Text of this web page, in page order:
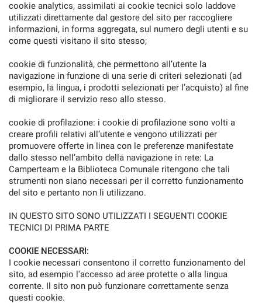
cookie analytics, assimilati ai cookie tecnici solo laddove
utilizzati direttamente dal gestore del sito per raccogliere
informazioni, in forma aggregata, sul numero degli utenti e su
come questi visitano il sito stesso;
cookie di funzionalità, che permettono all’utente la
navigazione in funzione di una serie di criteri selezionati (ad
esempio, la lingua, i prodotti selezionati per l’acquisto) al fine
di migliorare il servizio reso allo stesso.
cookie di profilazione: i cookie di profilazione sono volti a
creare profili relativi all’utente e vengono utilizzati per
promuovere offerte in linea con le preferenze manifestate
dallo stesso nell’ambito della navigazione in rete: La
Camperteam e la Biblioteca Comunale ritengono che tali
strumenti non siano necessari per il corretto funzionamento
del sito e pertanto non li utilizzano.
IN QUESTO SITO SONO UTILIZZATI I SEGUENTI COOKIE
TECNICI DI PRIMA PARTE
COOKIE NECESSARI:
I cookie necessari consentono il corretto funzionamento del
sito, ad esempio l'accesso ad aree protette o alla lingua
corrente. Il sito non può funzionare correttamente senza
questi cookie.
Leggi
la
cookie
policy
Salva
le
impostazioni